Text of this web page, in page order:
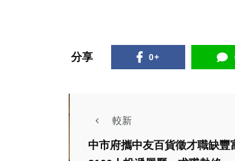
分享 0+
較新
中市府攜中友百貨徵才職缺豐